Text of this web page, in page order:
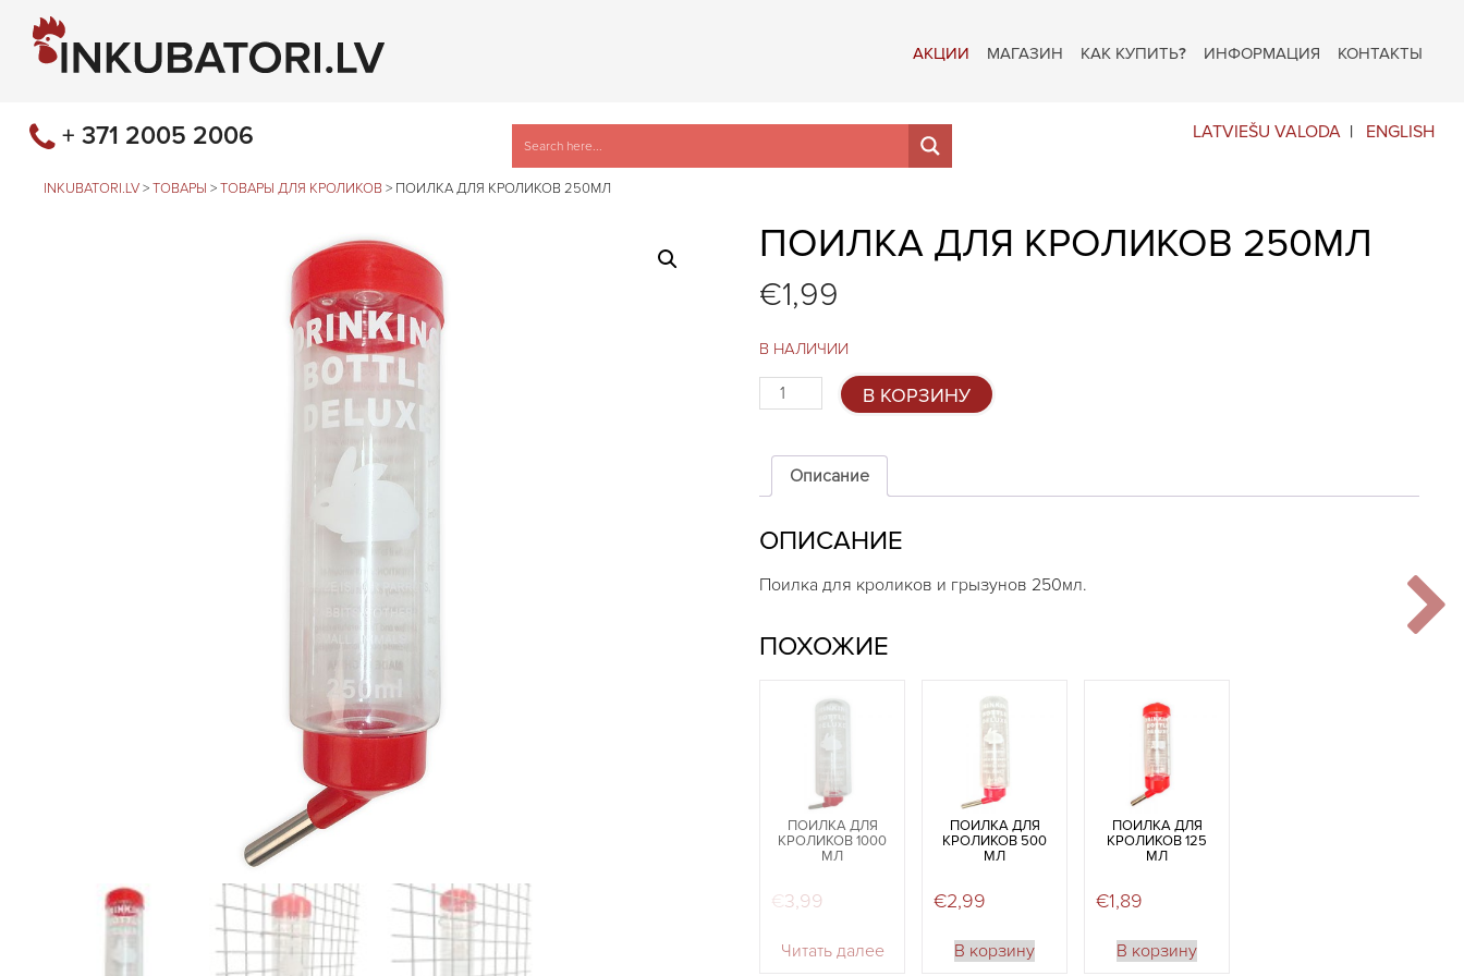
АКЦИИ МАГАЗИН КАК КУПИТЬ? ИНФОРМАЦИЯ КОНТАКТЫ
LATVIEŠU VALODA ENGLISH
+ 371 2005 2006
INKUBATORI.LV > ТОВАРЫ > ТОВАРЫ ДЛЯ КРОЛИКОВ > ПОИЛКА ДЛЯ КРОЛИКОВ 250МЛ
ПОИЛКА ДЛЯ КРОЛИКОВ 250МЛ
€1,99
В НАЛИЧИИ
Количество
товара
для
кроликов
250мл
В КОРЗИНУ
Описание
ОПИСАНИЕ
Поилка для кроликов и грызунов 250мл.
ПОХОЖИЕ
ПОИЛКА ДЛЯ
КРОЛИКОВ 1000
МЛ
€3,99
Читать далее
ПОИЛКА ДЛЯ
КРОЛИКОВ 500
МЛ
€2,99
В корзину
ПОИЛКА ДЛЯ
КРОЛИКОВ 125
МЛ
€1,89
В корзину